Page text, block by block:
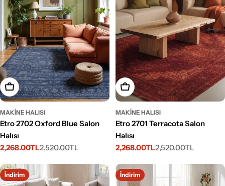
Seçenekleri Belirleyin
MAKINE HALISI
Etro 2702 Oxford Blue Salon
Halısı
İndirimli
2,268.00TL
Normal
2,520.00TL
Seçenekleri Belirleyin
MAKINE HALISI
Etro 2701 Terracota Salon
Halısı
İndirimli
2,268.00TL
Normal
2,520.00TL
İndirim İndirim